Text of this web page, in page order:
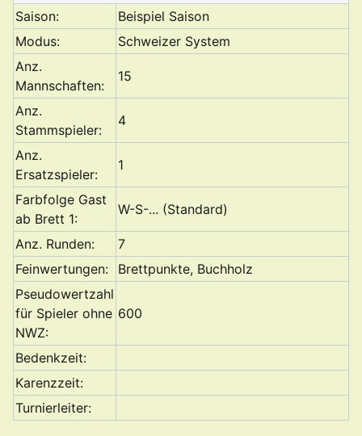
Saison:
Beispiel Saison
Modus:
Schweizer System
Anz.
Mannschaften:
15
Anz.
Stammspieler:
4
Anz.
Ersatzspieler:
1
Farbfolge Gast
ab Brett 1:
W-S-... (Standard)
Anz. Runden:
7
Feinwertungen:
Brettpunkte, Buchholz
Pseudowertzahl
für Spieler ohne
NWZ:
600
Bedenkzeit:
Karenzzeit:
Turnierleiter: